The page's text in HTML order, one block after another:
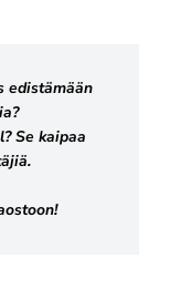
edistämään
Se kaipaa